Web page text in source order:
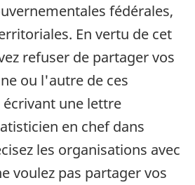
fédérales,
En vertu de cet
refuser de partager vos
ou l'autre de ces
une lettre
en chef dans
les organisations avec
voulez pas partager vos